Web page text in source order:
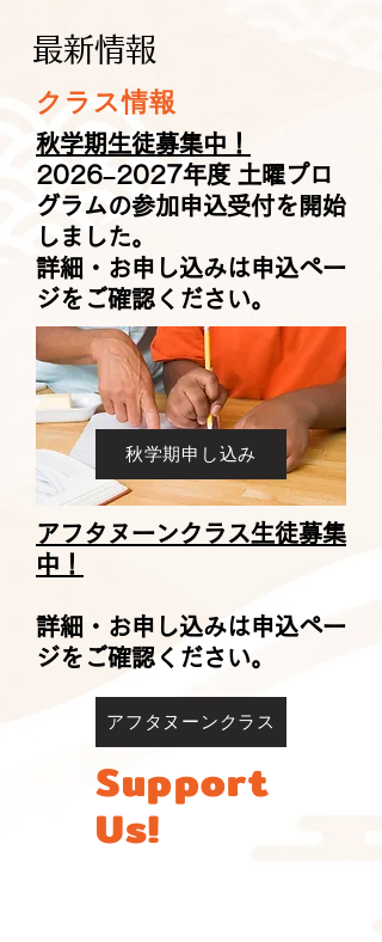
最新情報
クラス情報
秋学期生徒募集中！
2026–2027年度 土曜プロ
グラムの参加申込受付を開始
しました。
詳細・お申し込みは申込ペー
ジをご確認ください。
秋学期申し込み
アフタヌーンクラス生徒募集
中！
詳細・お申し込みは申込ペー
ジをご確認ください。
アフタヌーンクラス
Support
Us!